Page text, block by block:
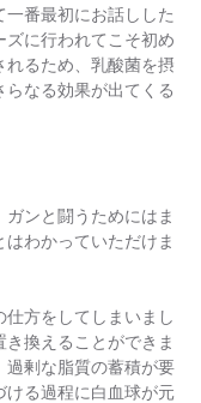
番最初にお話しした
ズに行われてこそ初め
れるため、乳酸菌を摂
なる効果が出てくる
ンと闘うためにはま
わかっていただけま
仕方をしてしまいまし
換えることができま
過剰な脂質の蓄積が要
ける過程に白血球が元